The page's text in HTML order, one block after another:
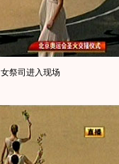
女祭司进入现场